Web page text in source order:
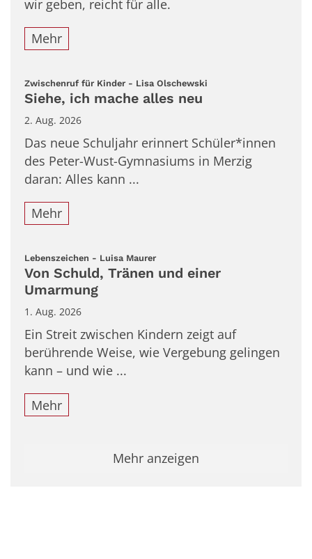
wir geben, reicht für alle.
Mehr
Zwischenruf für Kinder - Lisa Olschewski
Siehe, ich mache alles neu
2. Aug. 2026
Das neue Schuljahr erinnert Schüler*innen
des Peter-Wust-Gymnasiums in Merzig
daran: Alles kann ...
Mehr
Lebenszeichen - Luisa Maurer:
Von Schuld, Tränen und einer
Umarmung
1. Aug. 2026
Ein Streit zwischen Kindern zeigt auf
berührende Weise, wie Vergebung gelingen
kann – und wie ...
Mehr
Mehr anzeigen